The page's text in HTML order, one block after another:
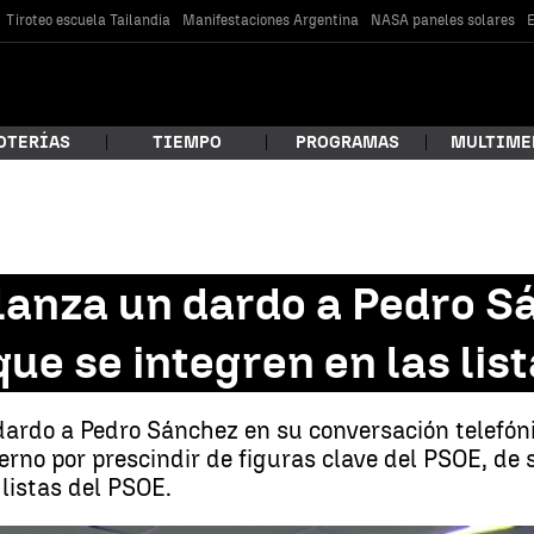
Tiroteo escuela Tailandia Manifestaciones Argentina NASA paneles solares
buscando?
TIEMPO PROGRAMAS
un dardo a Pedro
se integren en las
a Pedro Sánchez en su conversación
por prescindir de figuras clave del PSOE,
del PSOE.